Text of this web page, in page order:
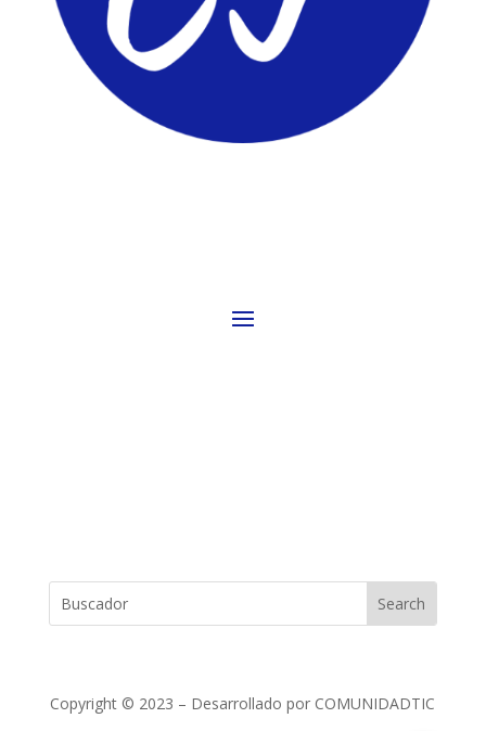
Copyright © 2023 – Desarrollado por COMUNIDADTIC